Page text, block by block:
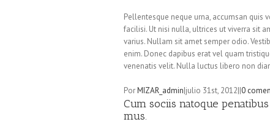
Pellentesque neque urna, accumsan
facilisi. Ut nisi nulla, ultrices ut viverra sit
varius. Nullam sit amet semper odio.
enim. Donec dapibus erat vel quam
venenatis velit. Nulla luctus libero non
PorMIZAR_admin|julio 31st, 2012||0
Cum sociis natoque
mus.